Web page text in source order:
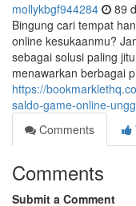
mollykbgf944284 89
Bingung cari tempat
online kesukaanmu?
sebagai solusi paling
menawarkan berbagai
https://
saldo-game-online-
Comments
Comments
Submit a Comment